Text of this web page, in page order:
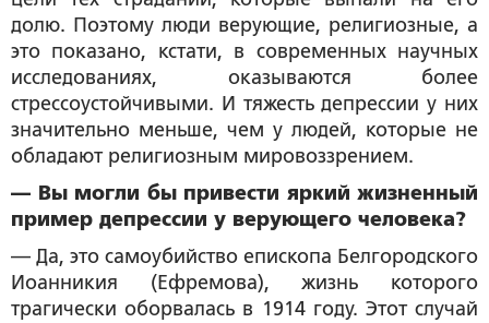
долю. Поэтому люди верующие, религиозные, а
это показано, кстати, в современных научных
исследованиях, оказываются более
стрессоустойчивыми. И тяжесть депрессии у них
значительно меньше, чем у людей, которые не
обладают религиозным мировоззрением.
— Вы могли бы привести яркий жизненный
пример депрессии у верующего человека?
— Да, это самоубийство епископа Белгородского
Иоанникия (Ефремова), жизнь которого
трагически оборвалась в 1914 году. Этот случай